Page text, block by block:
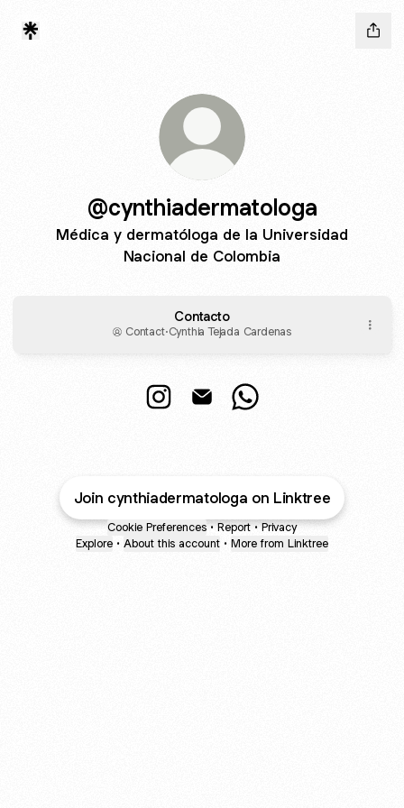
@cynthiadermatologa
Médica y dermatóloga de la Universidad
Nacional de Colombia
Contacto
Contact·Cynthia Tejada Cardenas
Join cynthiadermatologa on Linktree
Cookie Preferences • Report • Privacy
Explore • About this account • More from Linktree